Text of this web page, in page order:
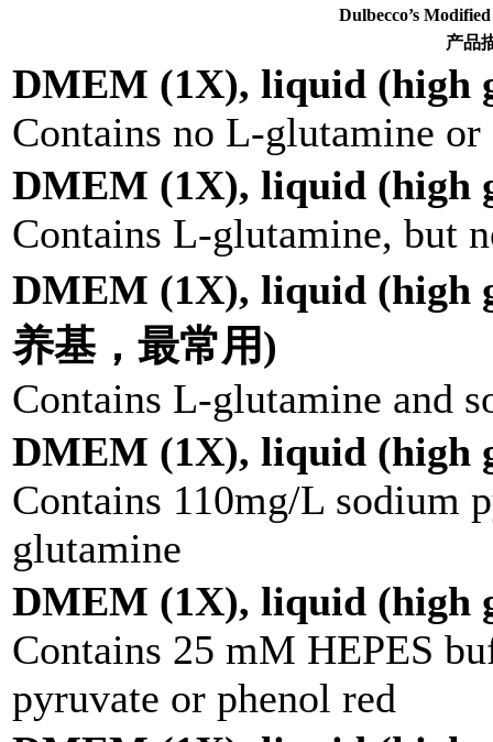
Dulbecco’s
产品
DMEM (1X), liquid (high
Contains no L-glutamine
DMEM (1X), liquid (high
Contains L-glutamine, but
DMEM (1X), liquid (high
养基，最常用)
Contains L-glutamine and
DMEM (1X), liquid (high
Contains 110mg/L sodium
glutamine
DMEM (1X), liquid (high
Contains 25 mM HEPES
pyruvate or phenol red